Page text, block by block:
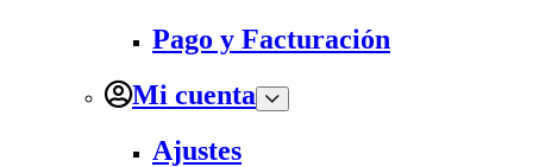
Pago y Facturación
Mi cuenta
Ajustes